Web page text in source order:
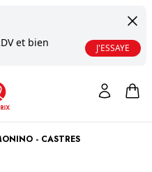
et bien
J'ESSAYE
- CASTRES